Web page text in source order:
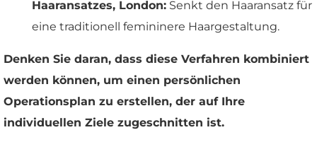
Haaransatzes, London: Senkt den Haaransatz für
eine traditionell femininere Haargestaltung.
Denken Sie daran, dass diese Verfahren kombiniert
werden können, um einen persönlichen
Operationsplan zu erstellen, der auf Ihre
individuellen Ziele zugeschnitten ist.